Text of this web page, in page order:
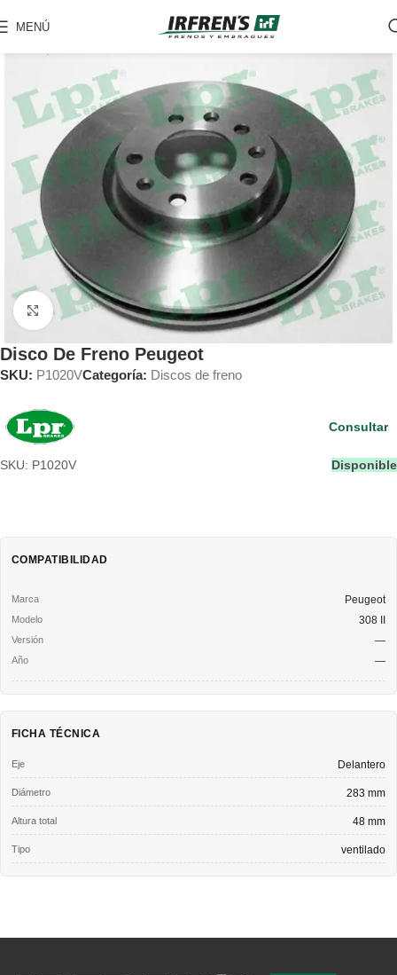
MENÚ
Clic para ampliar
Disco De Freno Peugeot
SKU: P1020VCategoría: Discos de freno
SKU: P1020V Disponible
Consultar
COMPATIBILIDAD
Peugeot
308 II
—
—
FICHA TÉCNICA
Eje Delantero
Diámetro 283 mm
Altura total 48 mm
Tipo ventilado